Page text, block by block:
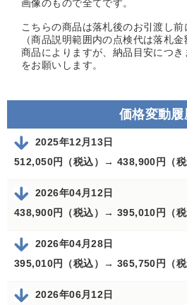
画像のもので全てです。
こちらの商品は落札後のお引渡し
（商品説明範囲内の点検代は落札金
商品によりますが、納品目安につ
をお願いします。
価格変動履
2025年12月13日
512,050円（税込）→ 438,900円（税
2026年04月12日
438,900円（税込）→ 395,010円（税
2026年04月28日
395,010円（税込）→ 365,750円（税
2026年06月12日